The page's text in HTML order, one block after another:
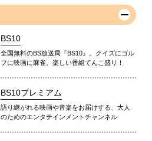
BS10
全国無料のBS放送局『BS10』。クイズにゴル
フに映画に麻雀、楽しい番組てんこ盛り！
BS10プレミアム
語り継がれる映画や音楽をお届けする、大人
のためのエンタテインメントチャンネル